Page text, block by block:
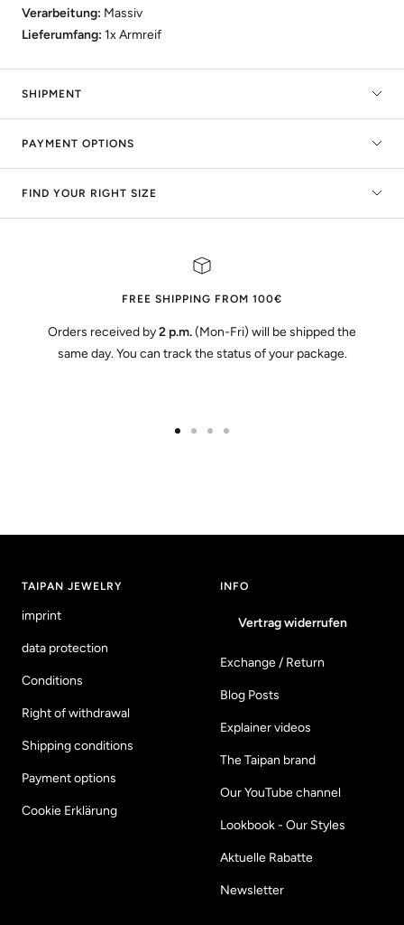
Verarbeitung: Massiv
Lieferumfang: 1x Armreif
SHIPMENT
PAYMENT OPTIONS
FIND YOUR RIGHT SIZE
FREE SHIPPING FROM 100€
Orders received by2 p.m.(Mon-Fri) will be shipped the
same day. You can track the status of your package.
TAIPAN JEWELRY
imprint
data protection
Conditions
Right of withdrawal
Shipping conditions
Payment options
Cookie Erklärung
INFO
Vertrag widerrufen
Exchange / Return
Blog Posts
Explainer videos
The Taipan brand
Our YouTube channel
Lookbook - Our Styles
Aktuelle Rabatte
Newsletter